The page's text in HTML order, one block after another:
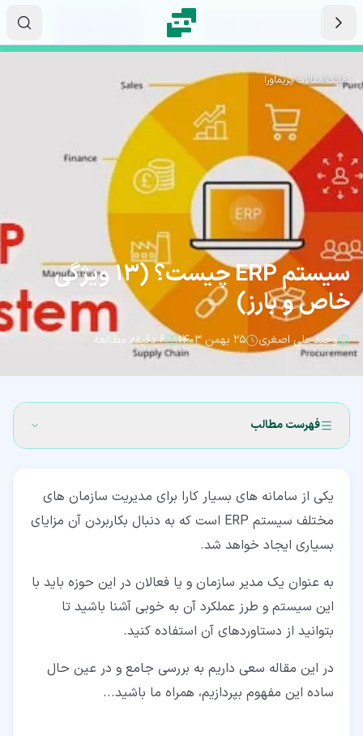
نماتک/مقالات/پریماورا
سیستم ERP چیست؟ (13 ویژگی
خاص و بارز)
وحید علی اصغری ۲۵ بهمن ۱۴۰۳ ۶ دقیقه مطالعه
فهرست مطالب
۲‏-
۳‏- تاریخچه سیستم ERP
۵‏- خصوصیات سیستم ERP
۶‏- مزایای پیاده سازی سیستم برنامه ریزی منابع سازمانی
یکی از سامانه های بسیار کارا برای مدیریت سازمان های
مختلف سیستم ERP است که به دنبال بکاربردن آن مزایای
بسیاری ایجاد خواهد شد.
به عنوان یک مدیر سازمان و یا فعالان در این حوزه باید با
این سیستم و طرز عملکرد آن به خوبی آشنا باشید تا
بتوانید از دستاوردهای آن استفاده کنید.
در این مقاله سعی داریم به بررسی جامع و در عین حال
ساده این مفهوم بپردازیم، همراه ما باشید...